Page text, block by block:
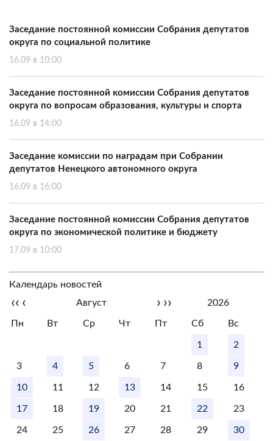
Заседание постоянной комиссии Собрания депутатов
округа по социальной политике
16.09 в 10:00
Заседание постоянной комиссии Собрания депутатов
округа по вопросам образования, культуры и спорта
16.09 в 14:00
Заседание комиссии по наградам при Собрании
депутатов Ненецкого автономного округа
16.09 в 16:00
Заседание постоянной комиссии Собрания депутатов
округа по экономической политике и бюджету
17.09 в 10:00
Календарь новостей
‹‹ ‹ Август › ›› 2026
Пн Вт Ср Чт Пт Сб Вс
1 2
3 4 5 6 7 8 9
10 11 12 13 14 15 16
17 18 19 20 21 22 23
24 25 26 27 28 29 30